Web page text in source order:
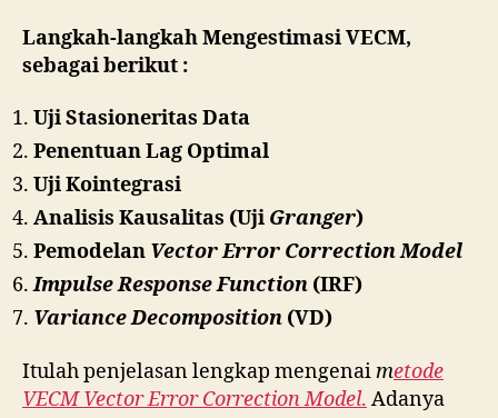
Langkah-langkah Mengestimasi VECM,
sebagai berikut :
Uji Stasioneritas Data
Penentuan Lag Optimal
Uji Kointegrasi
Analisis Kausalitas (Uji Granger)
Pemodelan Vector Error Correction Model
Impulse Response Function (IRF)
Variance Decomposition (VD)
Itulah penjelasan lengkap mengenaimetode
VECM Vector Error Correction Model. Adanya